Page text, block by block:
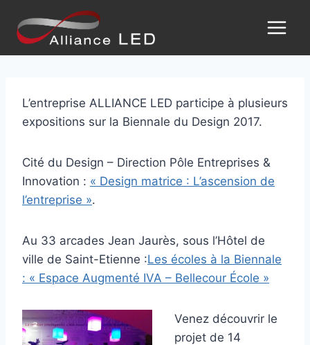
L’entreprise ALLIANCE LED participe à plusieurs
expositions sur la Biennale du Design 2017.
Cité du Design – Direction Pôle Entreprises &
Innovation : « Design matrice : L’ascension de
l’entreprise ».
Au 33 arcades Jean Jaurès, sous l’Hôtel de
ville de Saint-Etienne :Les écoles à la Biennale
: « Espace Augmenté IVA – Bellecour École »
Venez découvrir le
projet de 14